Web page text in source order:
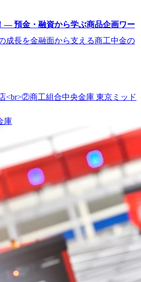
― 預金・融資から学ぶ商品企画ワー
成長を金融面から支える商工中金の
<br>②商工組合中央金庫 東京ミッド
庫